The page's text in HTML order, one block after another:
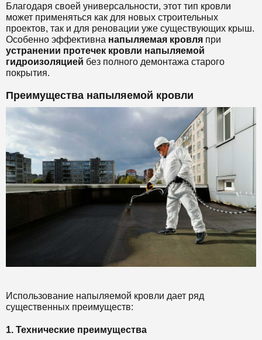
Благодаря своей универсальности, этот тип кровли
может применяться как для новых строительных
проектов, так и для реновации уже существующих крыш.
Особенно эффективна напыляемая кровля при
устранении протечек кровли напыляемой
гидроизоляцией без полного демонтажа старого
покрытия.
Преимущества напыляемой кровли
Использование напыляемой кровли дает ряд
существенных преимуществ:
1. Технические преимущества